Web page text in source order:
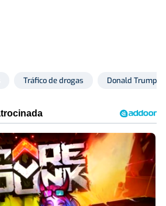
Tráfico de drogas Donald Trump